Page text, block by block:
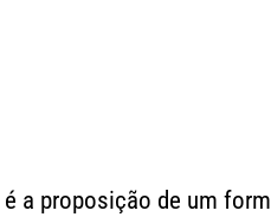
é a proposição de um